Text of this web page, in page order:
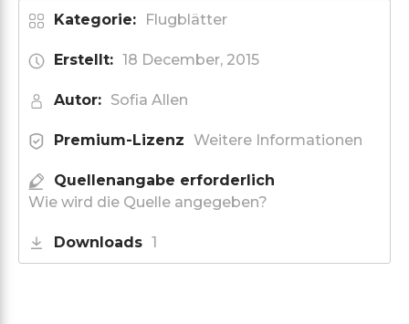
Kategorie: Flugblätter
Erstellt: 18 December, 2015
Autor: Sofia Allen
Premium-Lizenz Weitere Informationen
Quellenangabe erforderlich
Wie wird die Quelle angegeben?
Downloads 1